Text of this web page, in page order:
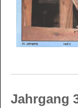
Jahrgang